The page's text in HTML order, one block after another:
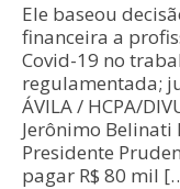
Ele baseou
financeira a
Covid-19 no
regulamentada;
ÁVILA / HCPA/
Jerônimo Belinati
Presidente
pagar R$ 80 mil